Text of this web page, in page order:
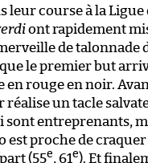
leur course à la
ont rapidement
de talonnade
le premier but
en rouge en noir.
réalise un tacle
sont entreprenants,
est proche de
(55e, 61e). Et